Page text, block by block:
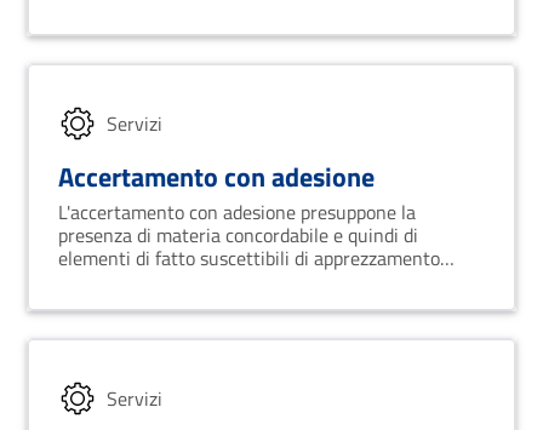
Servizi
Accertamento con adesione
L'accertamento con adesione presuppone la
presenza di materia concordabile e quindi di
elementi di fatto suscettibili di apprezzamento
Servizi